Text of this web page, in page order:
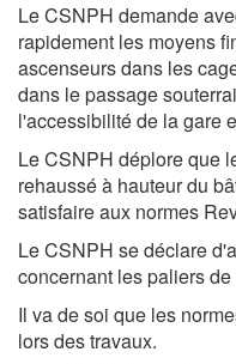
Le CSNPH demande
rapidement les moyens
ascenseurs dans les
dans le passage
l'accessibilité de la gare
Le CSNPH déplore que
rehaussé à hauteur du
satisfaire aux normes
Le CSNPH se déclare
concernant les paliers
Il va de soi que les
lors des travaux.